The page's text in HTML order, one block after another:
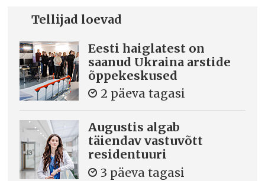
Tellijad loevad
Eesti haiglatest on
saanud Ukraina arstide
õppekeskused
2 päeva tagasi
Augustis algab
täiendav vastuvõtt
residentuuri
3 päeva tagasi